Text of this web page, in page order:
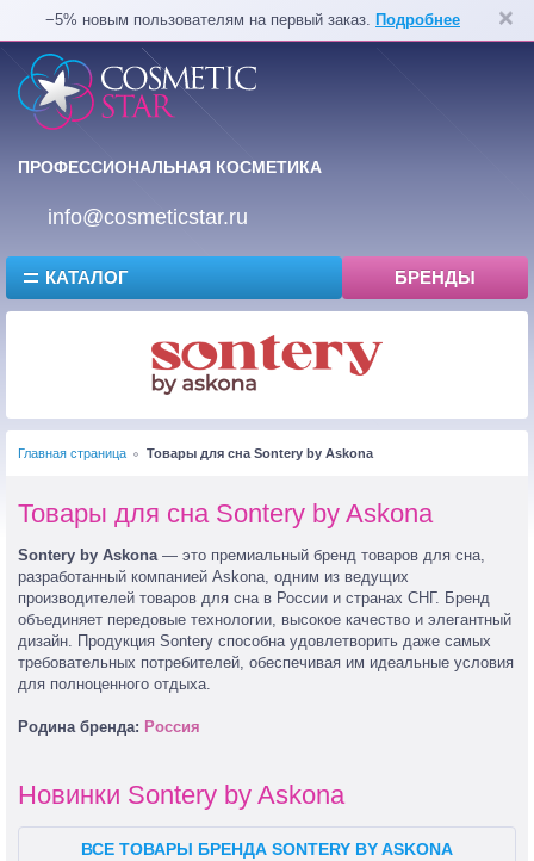
−5% новым пользователям на первый заказ. Подробнее
ПРОФЕССИОНАЛЬНАЯ КОСМЕТИКА
info@cosmeticstar.ru
КАТАЛОГ БРЕНДЫ
Главная страница Товары для сна Sontery by Askona
Товары для сна Sontery by Askona
Sontery by Askona— это премиальный бренд товаров для сна,
разработанный компанией Askona, одним из ведущих
производителей товаров для сна в России и странах СНГ. Бренд
объединяет передовые технологии, высокое качество и элегантный
дизайн. Продукция Sontery способна удовлетворить даже самых
требовательных потребителей, обеспечивая им идеальные условия
для полноценного отдыха.
Родина бренда: Россия
Новинки Sontery by Askona
ВСЕ ТОВАРЫ БРЕНДА SONTERY BY ASKONA